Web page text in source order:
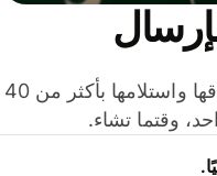
وفّر المال عند إرسال الأموال وإنفاقها واستلامها بأكثر من 40
وقتما تشاء.